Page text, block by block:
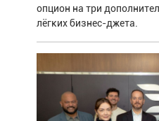
опцион на три
лёгких бизнес-джета.